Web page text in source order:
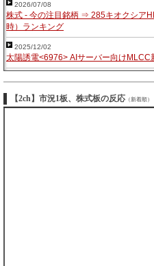
2026/07/08
株式 - 今の注目銘柄 ⇒ 285キオクシア
時）ランキング
2025/12/02
太陽誘電<6976> AIサーバー向けMLCC
【2ch】市況1板、株式板の反応 （新着順）